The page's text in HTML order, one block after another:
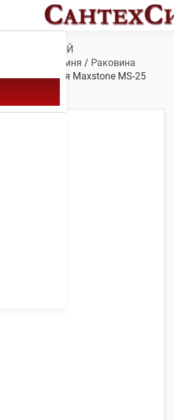
ДЛЯ ВАННОЙ
Мойки из камня / Раковина
каменная Maxstone МS-25